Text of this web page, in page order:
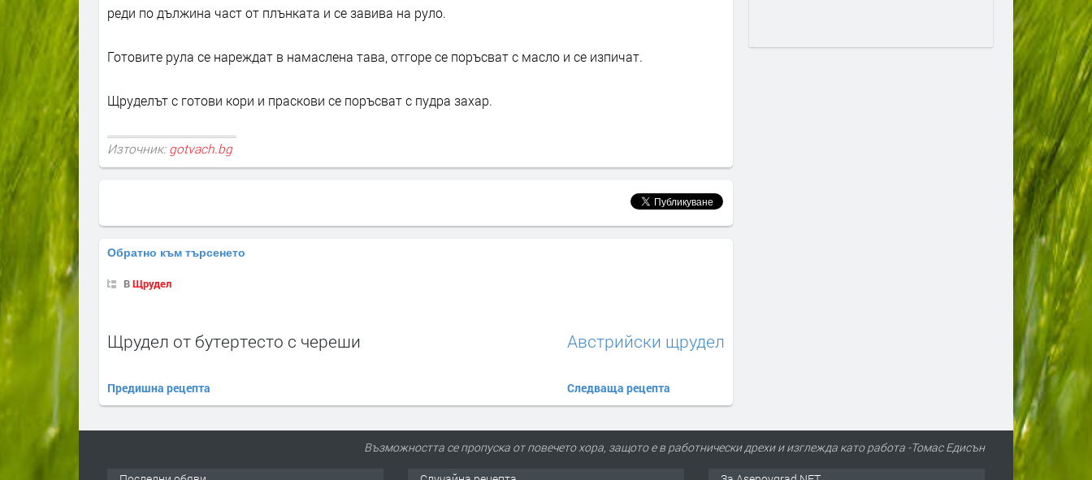
реди по дължина част от плънката и се завива на руло.
Готовите рула се нареждат в намаслена тава, отгоре се поръсват с масло и се изпичат.
Щруделът с готови кори и праскови се поръсват с пудра захар.
Източник: gotvach.bg
Обратно към търсенето
ВЩрудел
Щрудел от бутертесто с череши
Предишна рецепта
Австрийски щрудел
Следваща рецепта
Възможността се пропуска от повечето хора, защото е в работнически дрехи и изглежда като работа -Томас Едисън